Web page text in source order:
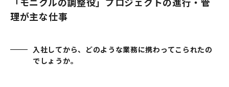
理が主な仕事
入社してから、どのような業務に携わってこられたの
でしょうか。